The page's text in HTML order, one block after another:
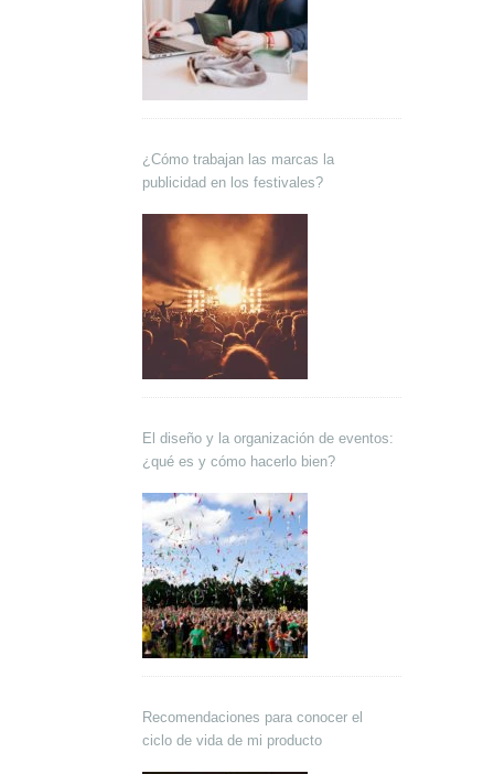
¿Cómo trabajan las marcas la
publicidad en los festivales?
El diseño y la organización de eventos:
¿qué es y cómo hacerlo bien?
Recomendaciones para conocer el
ciclo de vida de mi producto